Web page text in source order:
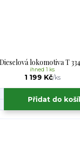
lokomotiva T
1 199 Kč/ks
ihned 1 ks
Přidat do